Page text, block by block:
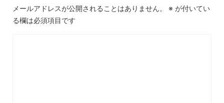
メールアドレスが公開されることはありません。 ※ が付いてい
る欄は必須項目です